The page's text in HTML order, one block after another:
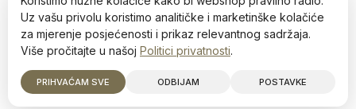
Iz ljubavi prema dizajnu,
od 2022.
Politika privatnosti
Načini plaćanja i
sigurnost
©2026 Dekora · Sva prava zadržana · info@dekora.ba
Uz vašu privolu koristimo analitičke i marketinške kolačiće
za mjerenje posjećenosti i prikaz relevantnog sadržaja.
Više pročitajte u našoj Politici privatnosti.
PRIHVAĆAM SVE ODBIJAM POSTAVKE